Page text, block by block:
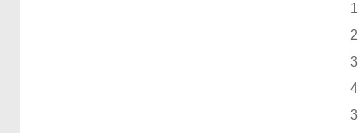
1
2
3
4
3